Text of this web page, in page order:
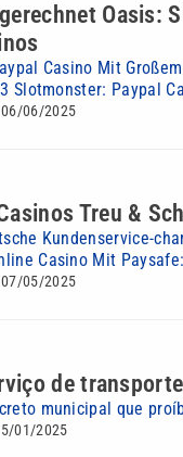
Oasis:
Casino Mit
Slotmonster: Paypal
06/06/2025
Treu &
Kundenservice-
Casino Mit
07/05/2025
de
municipal que
01/2025